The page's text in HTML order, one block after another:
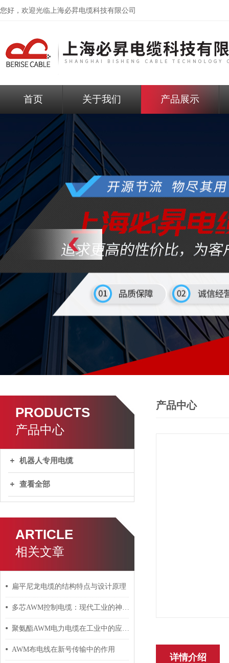
您好，欢迎光临上海必昇电缆科技有限公司
首页 关于我们 产品展示
PRODUCTS
产品中心
机器人专用电缆
查看全部
ARTICLE
相关文章
扁平尼龙电缆的结构特点与设计原理
多芯AWM控制电缆：现代工业的神经脉络
聚氨酯AWM电力电缆在工业中的应用与影响
AWM布电线在新号传输中的作用
产品中心
详情介绍